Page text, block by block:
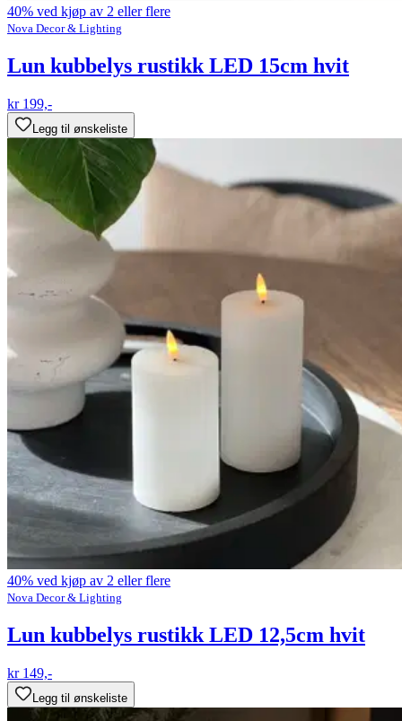
40% ved kjøp av 2 eller flere
Nova Decor & Lighting
Lun kubbelys rustikk LED 15cm hvit
kr 199,-
Legg til ønskeliste
40% ved kjøp av 2 eller flere
Nova Decor & Lighting
Lun kubbelys rustikk LED 12,5cm hvit
kr 149,-
Legg til ønskeliste